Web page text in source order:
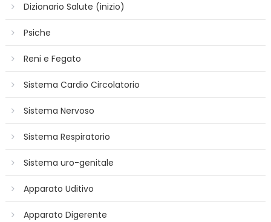
Dizionario Salute (inizio)
Psiche
Reni e Fegato
Sistema Cardio Circolatorio
Sistema Nervoso
Sistema Respiratorio
Sistema uro-genitale
Apparato Uditivo
Apparato Digerente